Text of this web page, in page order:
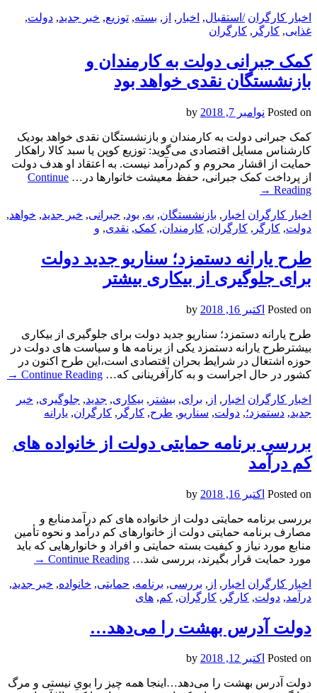
اخبار کارگران /استقبال, اخبار , از , بسته, توزیع, خبر جدید, دولت,
غذایی, کارگر , کارگران
کمک جبرانی دولت به کارمندان و
بازنشستگان نقدی خواهد بود
Posted on نوامبر 7, 2018
کمک جبرانی دولت به کارمندان و بازنشستگان نقدی خواهد بودیک
کارشناس مسایل اقتصادی می‌گوید: توزیع کوپن یا سبد کالا راهکار
حمایت از اقشار محروم و کم‌درآمد نیست. به اعتقاد او هدف دولت
از پرداخت کمک جبرانی، حفظ معیشت خانوارها در… Continue
Reading
→
اخبار کارگران اخبار , بازنشستگان, به, بود, جبرانی, خبر جدید, خواهد,
دولت, کارگر , کارگران, کارمندان, کمک, نقدی, و
طرح یارانه دستمزد؛ سناریو جدید دولت
برای جلوگیری از بیکاری بیشتر
Posted on اکتبر 16, 2018
طرح یارانه دستمزد؛ سناریو جدید دولت برای جلوگیری از بیکاری
بیشترطرح یارانه دستمزد یکی از برنامه ها و سیاست های دولت در
حوزه اشتغال در شرایط بحران اقتصادی است،این طرح اکنون در
کشور در حال اجراست و به کارآفرینانی که… Continue Reading
→
اخبار کارگران اخبار , از , برای, بیشتر , بیکاری, جدید, جلوگیری, خبر
جدید, دستمزد؛, دولت, سناریو, طرح, کارگر , کارگران, یارانه
بررسی برنامه حمایتی دولت از خانواده های
کم درآمد
Posted on اکتبر 16, 2018
بررسی برنامه حمایتی دولت از خانواده های کم درآمدمنابع و
مصارف برنامه حمایتی دولت از خانوارهای کم درآمد و نحوه تأمین
منابع مورد نیاز و کیفیت بسته حمایتی و افراد و خانوارهایی که باید
مورد حمایت قرار بگیرند، بررسی شد… Continue Reading
→
اخبار کارگران اخبار , از , بررسی, برنامه, حمایتی, خانواده, خبر جدید,
درآمد, دولت, کارگر , کارگران, کم, های
دولت آدرس بهشت را می‌دهد…
Posted on اکتبر 12, 2018
دولت آدرس بهشت را می‌دهد…اینجا همه چیز را بویِ نیستی و مرگ